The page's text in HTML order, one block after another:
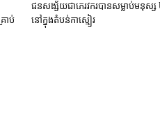
ាប់
ជនសង្ស័យជាភេរវករបានសម្លាប់មនុស្ស
នៅក្នុងតំបន់កាស្មៀរ